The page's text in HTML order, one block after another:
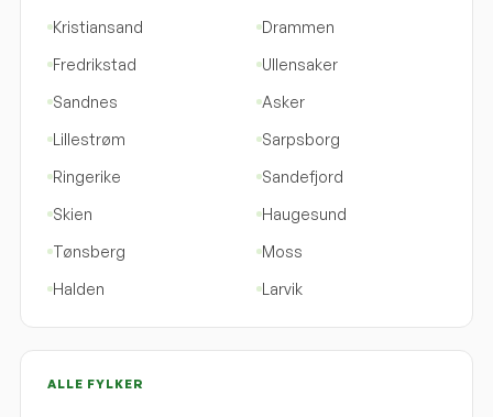
Kristiansand
Drammen
Fredrikstad
Ullensaker
Sandnes
Asker
Lillestrøm
Sarpsborg
Ringerike
Sandefjord
Skien
Haugesund
Tønsberg
Moss
Halden
Larvik
ALLE FYLKER